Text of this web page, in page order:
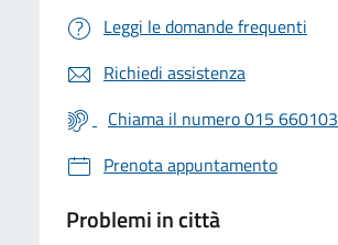
Leggi le domande frequenti
Richiedi assistenza
Chiama il numero 015 660103
Prenota appuntamento
Problemi in città